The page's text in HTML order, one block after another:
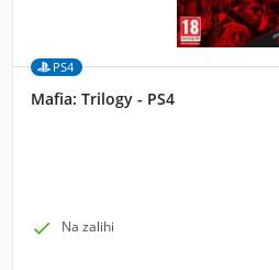
PS4
Mafia: Trilogy - PS4
 Na zalihi